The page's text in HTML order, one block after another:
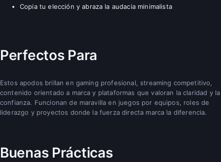
Copia tu elección y abraza la audacia minimalista
Perfectos Para
Estos apodos brillan en gaming profesional, streaming competitivo,
contenido orientado a marca y plataformas que valoran la claridad y la
confianza. Funcionan de maravilla en juegos por equipos, roles de
liderazgo y proyectos donde la fuerza directa marca la diferencia.
Buenas Prácticas